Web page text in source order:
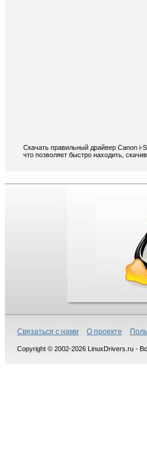
Скачать правильный драйвер Canon i-
что позволяет быстро находить,
Связаться с нами О проекте
Copyright © 2002-2026 LinuxDrivers.ru -